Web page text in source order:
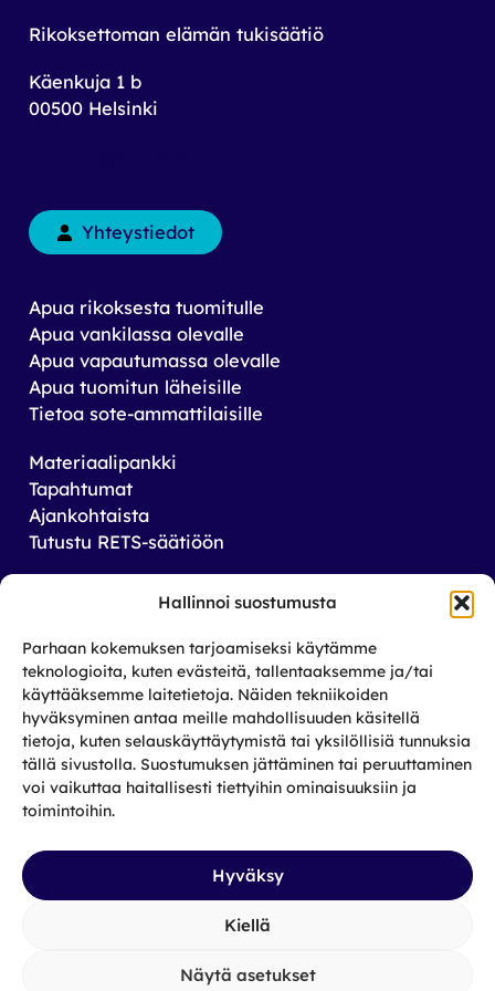
Hallinnoi suostumusta
Parhaan kokemuksen tarjoamiseksi käytämme
teknologioita, kuten evästeitä, tallentaaksemme ja/tai
käyttääksemme laitetietoja. Näiden tekniikoiden
hyväksyminen antaa meille mahdollisuuden käsitellä
tietoja, kuten selauskäyttäytymistä tai yksilöllisiä tunnuksia
tällä sivustolla. Suostumuksen jättäminen tai peruuttaminen
voi vaikuttaa haitallisesti tiettyihin ominaisuuksiin ja
toimintoihin.
Hyväksy
Kiellä
Näytä asetukset
Rikoksettoman elämän tukisäätiö
Käenkuja 1 b
00500 Helsinki
Yhteystiedot
Apua rikoksesta tuomitulle
Apua vankilassa olevalle
Apua vapautumassa olevalle
Apua tuomitun läheisille
Tietoa sote-ammattilaisille
Materiaalipankki
Tapahtumat
Ajankohtaista
Tutustu RETS-säätiöön
Tilaa uutiskirjeemme
Saat tiedon tulevista tapahtumista sekä
toiminnastamme rikos­taustaisten ja heidän
läheistensä aseman parantamiseksi.
Tilaa
Facebook
X Instagram
LinkedIn
|Saavutettavuus